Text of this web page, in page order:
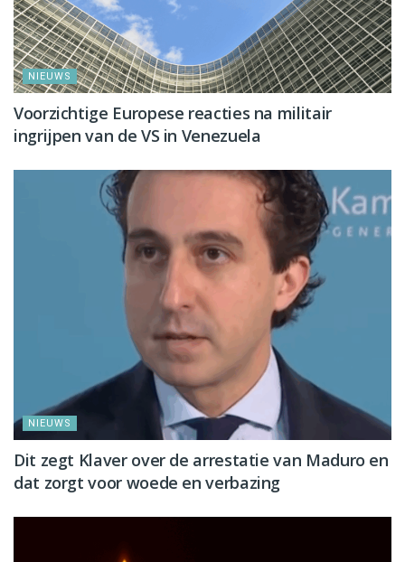
NIEUWS
Voorzichtige Europese reacties na militair
ingrijpen van de VS in Venezuela
NIEUWS
Dit zegt Klaver over de arrestatie van Maduro en
dat zorgt voor woede en verbazing